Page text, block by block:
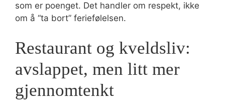
som er poenget. Det handler om respekt, ikke
om å “ta bort” feriefølelsen.
Restaurant og kveldsliv:
avslappet, men litt mer
gjennomtenkt